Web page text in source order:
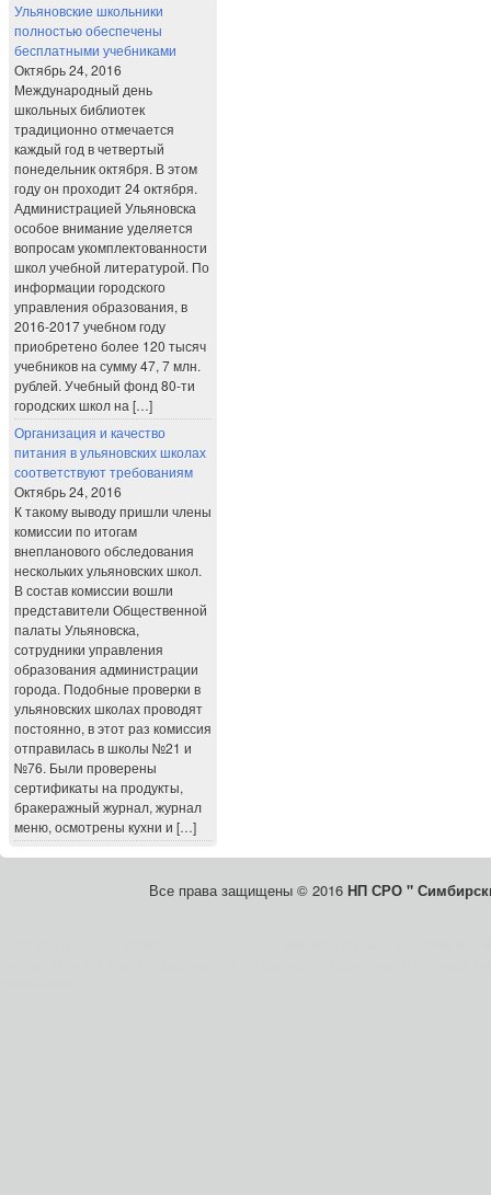
Ульяновские школьники
полностью обеспечены
бесплатными учебниками
Октябрь 24, 2016
Международный день
школьных библиотек
традиционно отмечается
каждый год в четвертый
понедельник октября. В этом
году он проходит 24 октября.
Администрацией Ульяновска
особое внимание уделяется
вопросам укомплектованности
школ учебной литературой. По
информации городского
управления образования, в
2016-2017 учебном году
приобретено более 120 тысяч
учебников на сумму 47, 7 млн.
рублей. Учебный фонд 80-ти
городских школ на […]
Организация и качество
питания в ульяновских школах
соответствуют требованиям
Октябрь 24, 2016
К такому выводу пришли члены
комиссии по итогам
внепланового обследования
нескольких ульяновских школ.
В состав комиссии вошли
представители Общественной
палаты Ульяновска,
сотрудники управления
образования администрации
города. Подобные проверки в
ульяновских школах проводят
постоянно, в этот раз комиссия
отправилась в школы №21 и
№76. Были проверены
сертификаты на продукты,
бракеражный журнал, журнал
меню, осмотрены кухни и […]
Все права защищены © 2016 НП СРО "